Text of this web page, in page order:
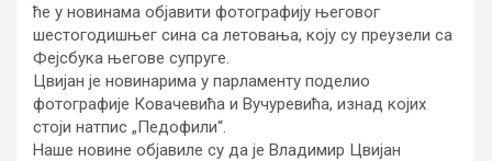
ће у новинама објавити фотографију његовог
шестогодишњег сина са летовања, коју су преузели са
Фејсбука његове супруге.
Цвијан је новинарима у парламенту поделио
фотографије Ковачевића и Вучуревића, изнад којих
стоји натпис „Педофили“.
Наше новине објавиле су да је Владимир Цвијан